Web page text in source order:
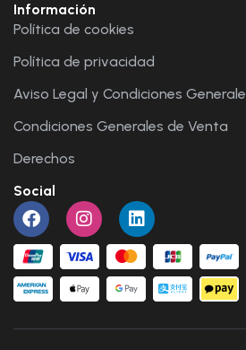
Información
Política de cookies
Política de privacidad
Aviso Legal y Condiciones
Condiciones Generales de Venta
Derechos
Social